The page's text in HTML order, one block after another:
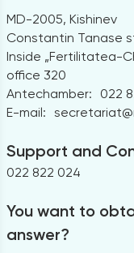
MD-2005, Kishinev
Constantin Tanase
Inside „Fertilitatea-
office 320
Antechamber:
022
E-mail:
Support and
022 822 024
You want to
answer?